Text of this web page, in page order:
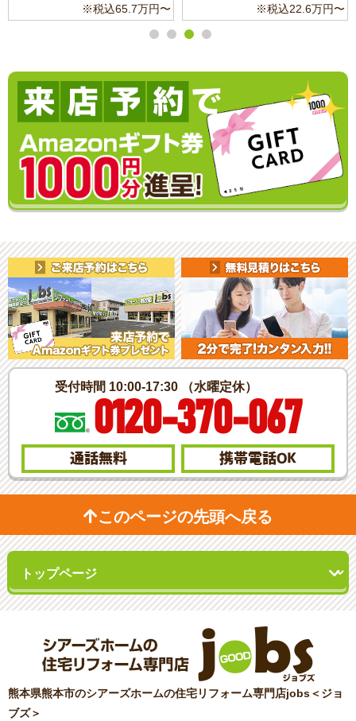
※税込65.7万円〜 ※税込22.6万円〜
受付時間 10:00-17:30 （水曜定休）
0120-370-067
通話無料 携帯電話OK
このページの先頭へ戻る
熊本県熊本市のシアーズホームの住宅リフォーム専門店jobs＜ジョ
ブズ＞